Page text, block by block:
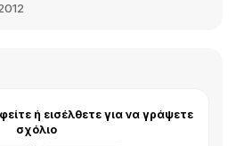
ή εισέλθετε για να γράψετε
σχόλιο